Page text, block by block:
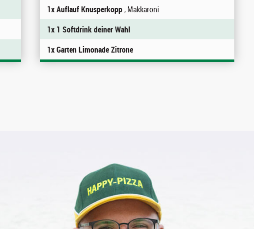
1x Auflauf Knusperkopp, Makkaroni
1x 1 Softdrink deiner Wahl
1x Garten Limonade Zitrone